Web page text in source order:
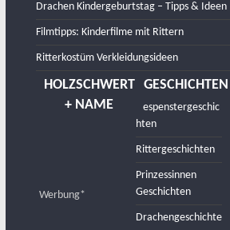
Drachen Kindergeburtstag – Tipps & Ideen
Filmtipps: Kinderfilme mit Rittern
Ritterkostüm Verkleidungsideen
HOLZSCHWERT
+ NAME
Werbung*
GESCHICHTEN
Gespenstergeschic
hten
Rittergeschichten
Prinzessinnen
Geschichten
Drachengeschichte